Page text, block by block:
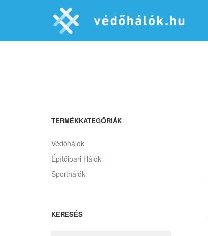
TERMÉKKATEGÓRIÁK
Védőhálók
Építőipari Hálók
Sporthálók
KERESÉS